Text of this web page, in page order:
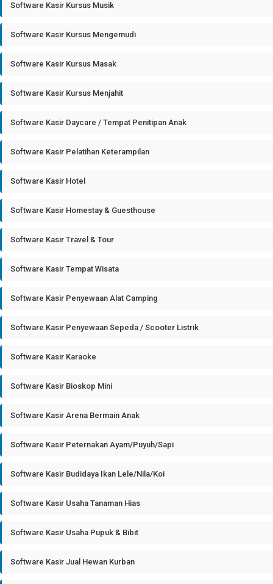
Software Kasir Kursus Musik
Software Kasir Kursus Mengemudi
Software Kasir Kursus Masak
Software Kasir Kursus Menjahit
Software Kasir Daycare / Tempat Penitipan Anak
Software Kasir Pelatihan Keterampilan
Software Kasir Hotel
Software Kasir Homestay & Guesthouse
Software Kasir Travel & Tour
Software Kasir Tempat Wisata
Software Kasir Penyewaan Alat Camping
Software Kasir Penyewaan Sepeda / Scooter Listrik
Software Kasir Karaoke
Software Kasir Bioskop Mini
Software Kasir Arena Bermain Anak
Software Kasir Peternakan Ayam/Puyuh/Sapi
Software Kasir Budidaya Ikan Lele/Nila/Koi
Software Kasir Usaha Tanaman Hias
Software Kasir Usaha Pupuk & Bibit
Software Kasir Jual Hewan Kurban